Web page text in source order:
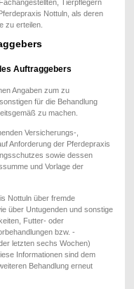
Tierpflegern
Nottuln, als deren
zu erteilen.
Auftraggebers
Angaben zum zu
für die Behandlung
zu machen.
Versicherungs-,
Anforderung der Pferdepraxis
sowie dessen
und Vorlage der
Nottuln über fremde
über Untugenden und sonstige
Futter- oder
bzw. -
letzten sechs Wochen)
Informationen sind dem
Behandlung erneut